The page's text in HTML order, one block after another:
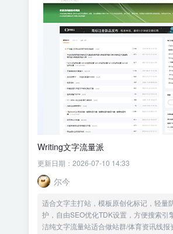
Writing文字流量派
更新日期：2026-07-10 14:33
尔今
适合文字主打站，模板原创化标记，轻量
护，自由SEO优化TDK设置，方便搜索引
洁纯文字流量站适合做站群/体育资讯线报